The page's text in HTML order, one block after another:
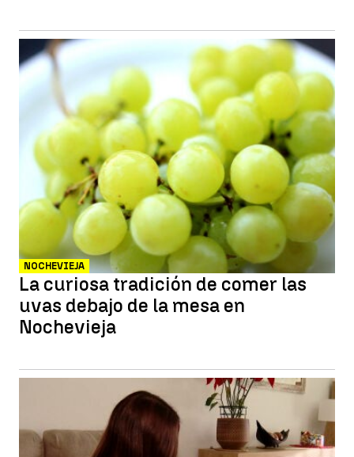
NOCHEVIEJA
La curiosa tradición de comer las
uvas debajo de la mesa en
Nochevieja